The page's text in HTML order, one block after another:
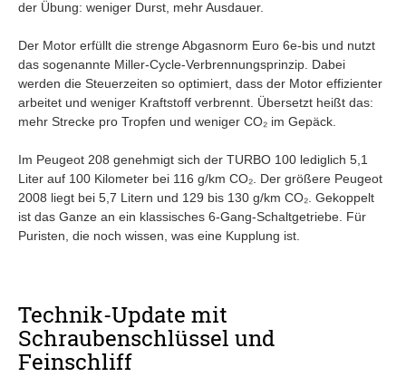
der Übung: weniger Durst, mehr Ausdauer.
Der Motor erfüllt die strenge Abgasnorm Euro 6e-bis und nutzt
das sogenannte Miller-Cycle-Verbrennungsprinzip. Dabei
werden die Steuerzeiten so optimiert, dass der Motor effizienter
arbeitet und weniger Kraftstoff verbrennt. Übersetzt heißt das:
mehr Strecke pro Tropfen und weniger CO₂ im Gepäck.
Im Peugeot 208 genehmigt sich der TURBO 100 lediglich 5,1
Liter auf 100 Kilometer bei 116 g/km CO₂. Der größere Peugeot
2008 liegt bei 5,7 Litern und 129 bis 130 g/km CO₂. Gekoppelt
ist das Ganze an ein klassisches 6-Gang-Schaltgetriebe. Für
Puristen, die noch wissen, was eine Kupplung ist.
Technik-Update mit
Schraubenschlüssel und
Feinschliff